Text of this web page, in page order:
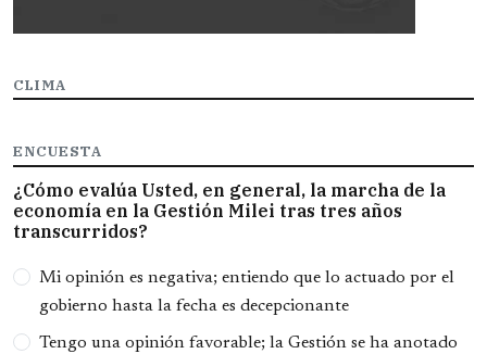
CLIMA
ENCUESTA
¿Cómo evalúa Usted, en general, la marcha de la
economía en la Gestión Milei tras tres años
transcurridos?
Opciones
Mi opinión es negativa; entiendo que lo actuado por el
gobierno hasta la fecha es decepcionante
Tengo una opinión favorable; la Gestión se ha anotado